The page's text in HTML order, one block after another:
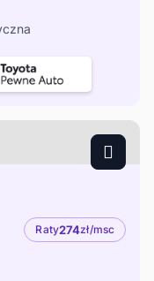
Raty274zł/msc